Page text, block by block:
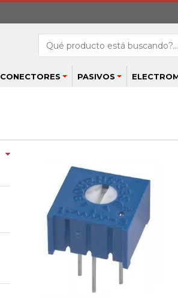
CONECTORES PASIVOS